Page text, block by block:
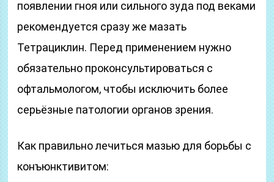
появлении гноя или сильного зуда под веками
рекомендуется сразу же мазать
Тетрациклин. Перед применением нужно
обязательно проконсультироваться с
офтальмологом, чтобы исключить более
серьёзные патологии органов зрения.
Как правильно лечиться мазью для борьбы с
конъюнктивитом: